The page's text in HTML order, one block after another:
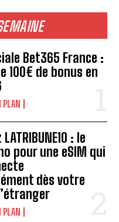
Bet365 France :
100€ de bonus en
PLAN
: le
pour une eSIM qui
dès votre
PLAN